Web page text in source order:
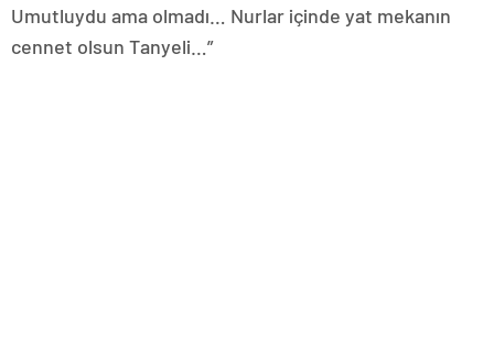
Umutluydu ama olmadı… Nurlar içinde yat mekanın
cennet olsun Tanyeli…”